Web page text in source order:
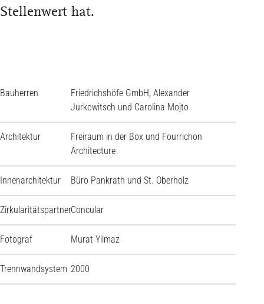
Stellenwert hat.
Bauherren
Friedrichshöfe GmbH, Alexander
Jurkowitsch und Carolina Mojto
Architektur
Freiraum in der Box und Fourrichon
Architecture
Innenarchitektur Büro Pankrath und St. Oberholz
ZirkularitätspartnerConcular
Fotograf Murat Yilmaz
Trennwandsystem 2000